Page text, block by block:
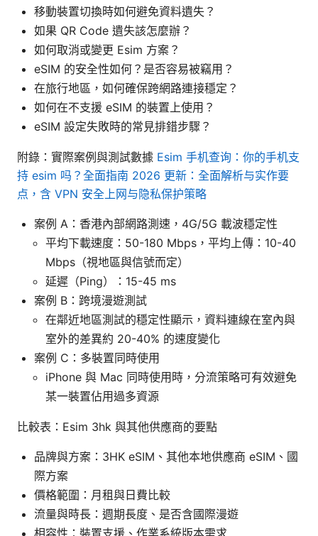
移動裝置切換時如何避免資料遺失？
如果 QR Code 遺失該怎麼辦？
如何取消或變更 Esim 方案？
eSIM 的安全性如何？是否容易被竊用？
在旅行地區，如何確保跨網路連接穩定？
如何在不支援 eSIM 的裝置上使用？
eSIM 設定失敗時的常見排錯步驟？
附錄：實際案例與測試數據 Esim 手机查询：你的手机支
持 esim 吗？全面指南 2026 更新：全面解析与实作要
点，含 VPN 安全上网与隐私保护策略
案例 A：香港內部網路測速，4G/5G 載波穩定性
平均下載速度：50-180 Mbps，平均上傳：10-40
Mbps（視地區與信號而定）
延遲（Ping）：15-45 ms
案例 B：跨境漫遊測試
在鄰近地區測試的穩定性顯示，資料連線在室內與
室外的差異約 20-40% 的速度變化
案例 C：多裝置同時使用
iPhone 與 Mac 同時使用時，分流策略可有效避免
某一裝置佔用過多資源
比較表：Esim 3hk 與其他供應商的要點
品牌與方案：3HK eSIM、其他本地供應商 eSIM、國
際方案
價格範圍：月租與日費比較
流量與時長：週期長度、是否含國際漫遊
相容性：裝置支援、作業系統版本需求